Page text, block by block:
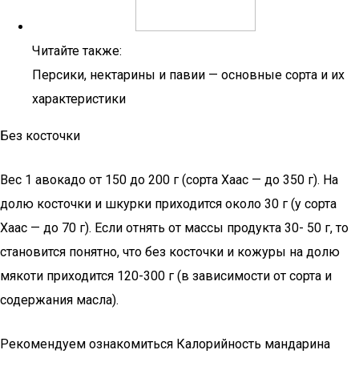
Читайте также:
Персики, нектарины и павии — основные сорта и их
характеристики
Без косточки
Вес 1 авокадо от 150 до 200 г (сорта Хаас — до 350 г). На
долю косточки и шкурки приходится около 30 г (у сорта
Хаас — до 70 г). Если отнять от массы продукта 30- 50 г, то
становится понятно, что без косточки и кожуры на долю
мякоти приходится 120-300 г (в зависимости от сорта и
содержания масла).
Рекомендуем ознакомиться Калорийность мандарина